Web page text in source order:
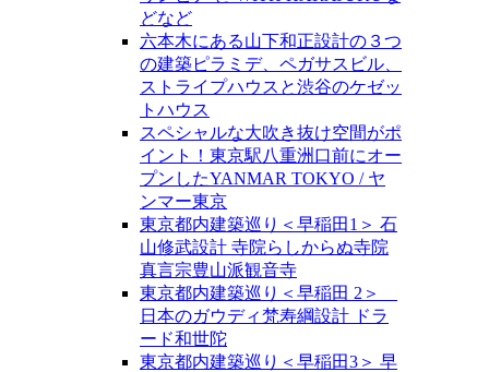
どなど
六本木にある山下和正設計の３つ
の建築ピラミデ、ペガサスビル、
ストライプハウスと渋谷のケゼッ
トハウス
スペシャルな大吹き抜け空間がポ
イント！東京駅八重洲口前にオー
プンしたYANMAR TOKYO / ヤ
ンマー東京
東京都内建築巡り＜早稲田1＞ 石
山修武設計 寺院らしからぬ寺院
真言宗豊山派観音寺
東京都内建築巡り＜早稲田 2＞
日本のガウディ梵寿綱設計 ドラ
ード和世陀
東京都内建築巡り＜早稲田3＞ 早